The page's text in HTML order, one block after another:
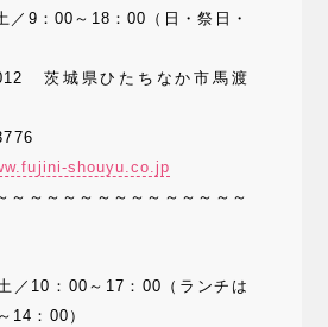
／9：00～18：00（日・祭日・
茨城県ひたちなか市馬渡
shouyu.co.jp
～～～～～～～～～～～～～～
／10：00～17：00（ランチは
：00）